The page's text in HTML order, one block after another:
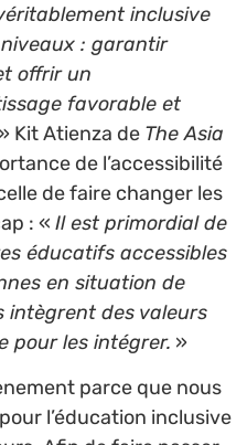
inclusive
: garantir
offrir un
favorable et
» Kit Atienza de The Asia
de l’accessibilité
de faire changer les
: « Il est primordial de
éducatifs accessibles
en situation de
intègrent des valeurs
pour les intégrer. »
parce que nous
l’éducation inclusive